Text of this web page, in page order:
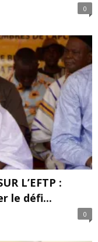
0
L’EFTP :
le défi...
0